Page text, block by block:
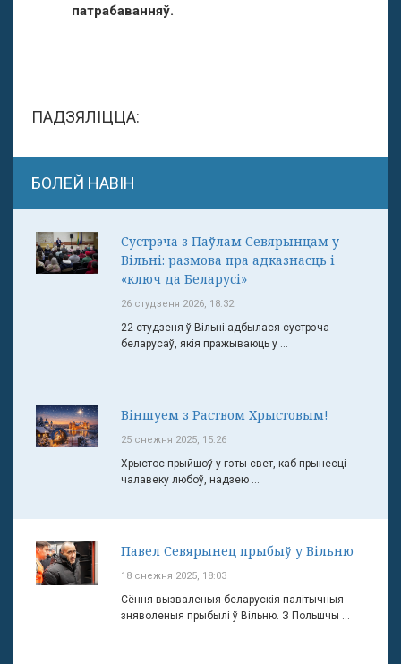
патрабаванняў.
ПАДЗЯЛІЦЦА:
БОЛЕЙ НАВІН
Сустрэча з Паўлам Севярынцам у
Вільні: размова пра адказнасць і
«ключ да Беларусі»
26 студзеня 2026, 18:32
22 студзеня ў Вільні адбылася сустрэча
беларусаў, якія пражываюць у ...
Віншуем з Раством Хрыстовым!
25 снежня 2025, 15:26
Хрыстос прыйшоў у гэты свет, каб прынесці
чалавеку любоў, надзею ...
Павел Севярынец прыбыў у Вільню
18 снежня 2025, 18:03
Сёння вызваленыя беларускія палітычныя
зняволеныя прыбылі ў Вільню. З Польшчы ...